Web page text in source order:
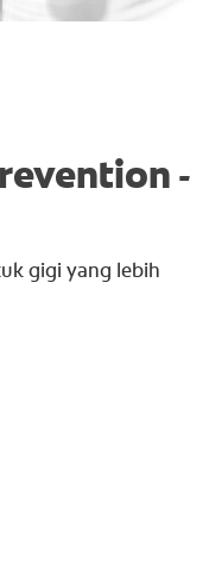
-
gigi yang lebih